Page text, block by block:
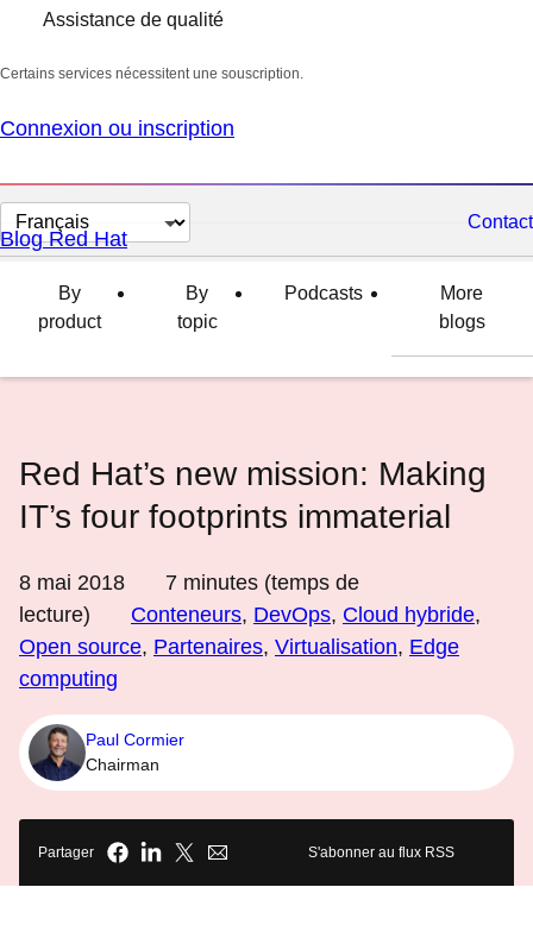
Assistance de qualité
Certains services nécessitent une souscription.
Connexion ou inscription
Changer
la
langue
Contact
Blog Red Hat
By
product
By
topic
Podcasts
More
blogs
Red Hat’s new mission: Making
IT’s four footprints immaterial
8 mai 2018 7 minutes (temps de
lecture)
Conteneurs, DevOps, Cloud hybride,
Open source, Partenaires, Virtualisation, Edge
computing
Paul Cormier
Chairman
Partager S'abonner au flux RSS